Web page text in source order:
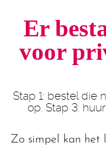
Er
voor
Stap 1: bestel die
op. Stap 3:
Zo simpel kan het